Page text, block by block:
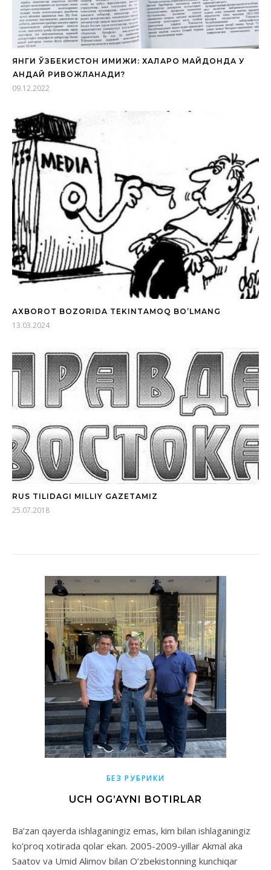
ЯНГИ ЎЗБЕКИСТОН ИМИЖИ: ХАЛҚАРО МАЙДОНДА У
ҚАНДАЙ РИВОЖЛАНАДИ?
09.12.2022
AXBOROT BOZORIDA TEKINTAMOQ BO’LMANG
13.03.2024
RUS TILIDAGI MILLIY GAZETAMIZ
25.07.2018
БЕЗ РУБРИКИ
UCH OG’AYNI BOTIRLAR
Ba’zan qayerda ishlaganingiz emas, kim bilan ishlaganingiz
ko’proq xotirada qolar ekan. 2005-2009-yillar Akmal aka
Saatov va Umid Alimov bilan O’zbekistonning kunchiqar